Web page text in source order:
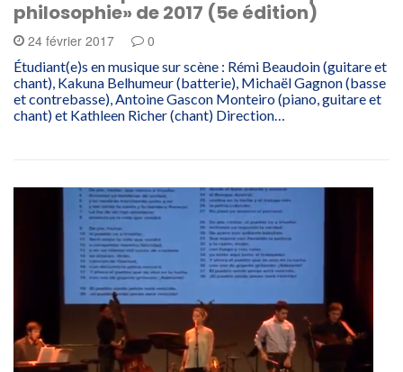
philosophie» de 2017 (5e édition)
24 février 2017 0
Étudiant(e)s en musique sur scène : Rémi Beaudoin (guitare et
chant), Kakuna Belhumeur (batterie), Michaël Gagnon (basse
et contrebasse), Antoine Gascon Monteiro (piano, guitare et
chant) et Kathleen Richer (chant) Direction…